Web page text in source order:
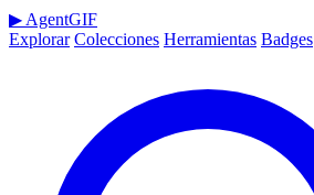
▶ AgentGIF
Explorar Colecciones Herramientas Badges